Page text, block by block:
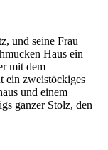
und seine Frau
Haus ein
mit dem
ein zweistöckiges
und einem
ganzer Stolz, den